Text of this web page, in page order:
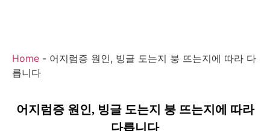
Home - 어지럼증 원인, 빙글 도는지 붕 뜨는지에 따라 다
릅니다
어지럼증 원인, 빙글 도는지 붕 뜨는지에 따라
다릅니다